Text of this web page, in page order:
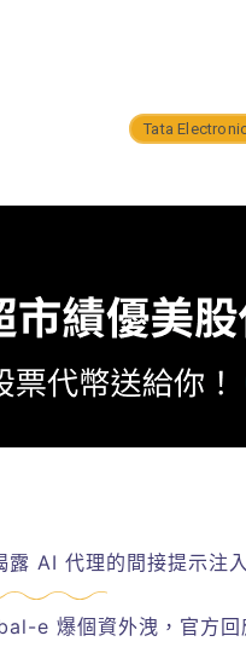
Tata
AI 代理的間接提示注
e 爆個資外洩，官方回